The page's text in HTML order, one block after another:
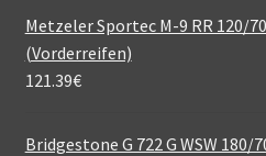
Metzeler Sportec M-9 RR 120/
(Vorderreifen)
121.39€
Bridgestone G 722 G WSW 180/